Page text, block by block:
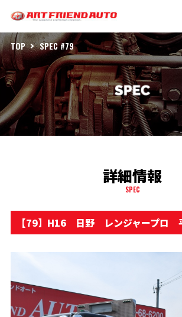
TOP SPEC #79
詳細情報
SPEC
【79】H16 日野 レンジャープロ